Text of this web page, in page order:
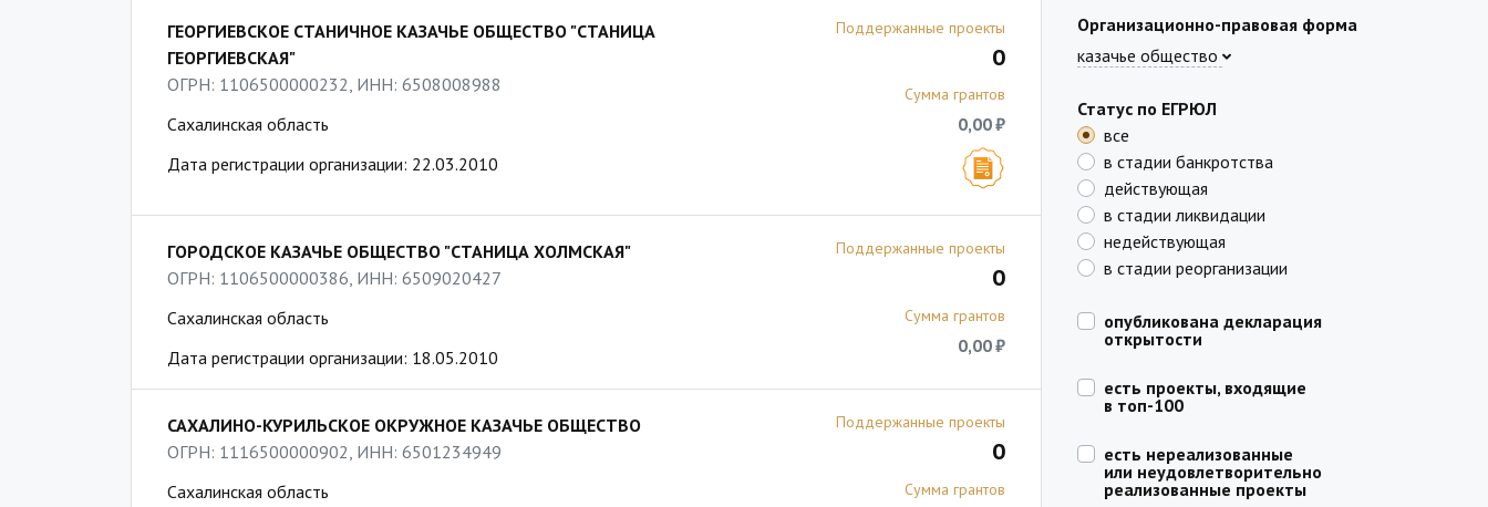
ГЕОРГИЕВСКОЕ СТАНИЧНОЕ КАЗАЧЬЕ ОБЩЕСТВО "СТАНИЦА
ГЕОРГИЕВСКАЯ"
ОГРН: 1106500000232, ИНН: 6508008988
Сахалинская область
Дата регистрации организации: 22.03.2010
Поддержанные проекты
0
Сумма грантов
0,00 ₽
ГОРОДСКОЕ КАЗАЧЬЕ ОБЩЕСТВО "СТАНИЦА ХОЛМСКАЯ"
ОГРН: 1106500000386, ИНН: 6509020427
Сахалинская область
Дата регистрации организации: 18.05.2010
Поддержанные проекты
0
Сумма грантов
0,00 ₽
САХАЛИНО-КУРИЛЬСКОЕ ОКРУЖНОЕ КАЗАЧЬЕ ОБЩЕСТВО
ОГРН: 1116500000902, ИНН: 6501234949
Сахалинская область
Поддержанные проекты
0
Сумма грантов
Организационно-правовая форма
казачье общество
Статус по ЕГРЮЛ
все
в стадии банкротства
действующая
в стадии ликвидации
недействующая
в стадии реорганизации
опубликована декларация
открытости
есть проекты, входящие
в топ-100
есть нереализованные
или неудовлетворительно
реализованные проекты